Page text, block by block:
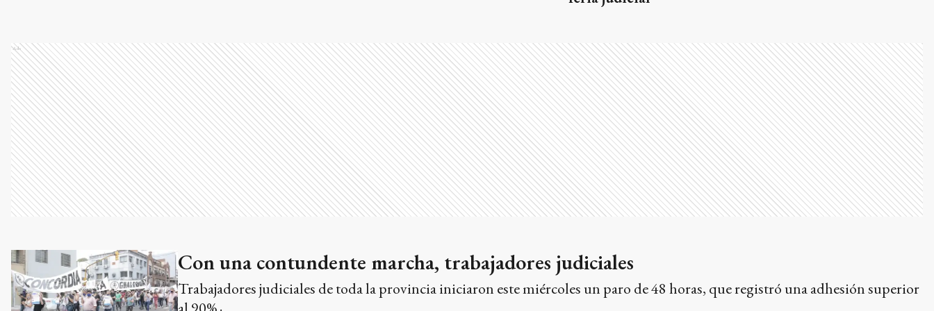
Ads
Con una contundente marcha, trabajadores judiciales
Trabajadores judiciales de toda la provincia iniciaron este miércoles un paro de 48 horas, que registró una adhesión superior